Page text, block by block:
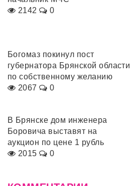
2142
0
Богомаз покинул пост
губернатора Брянской области
по собственному желанию
2067
0
В Брянске дом инженера
Боровича выставят на
аукцион по цене 1 рубль
2015
0